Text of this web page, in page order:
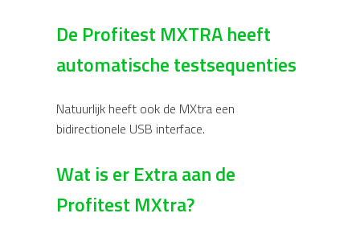
De Profitest MXTRA heeft
automatische testsequenties
Natuurlijk heeft ook de MXtra een
bidirectionele USB interface.
Wat is er Extra aan de
Profitest MXtra?